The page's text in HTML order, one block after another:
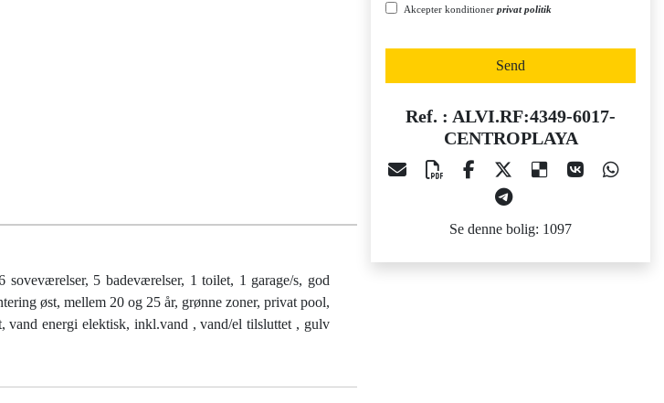
5 badeværelser, 1 toilet, 1 garage/s, god
øst, mellem 20 og 25 år, grønne zoner, privat pool,
energi elektisk, inkl.vand , vand/el tilsluttet , gulv
Akcepter konditioner privat politik
Send
Ref. : ALVI.RF:4349-6017-
CENTROPLAYA
Se denne bolig: 1097